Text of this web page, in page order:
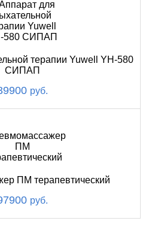
терапии Yuwell YH-580
СИПАП
руб.
ПМ терапевтический
руб.